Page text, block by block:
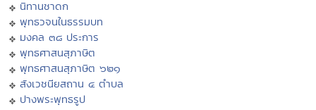
นิทานชาดก
พุทธวจนในธรรมบท
มงคล ๓๘ ประการ
พุทธศาสนสุภาษิต
พุทธศาสนสุภาษิต ๖๒๑
สังเวชนียสถาน ๔ ตำบล
ปางพระพุทธรูป